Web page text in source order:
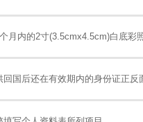
月内的2寸(3.5cmx4.5cm)白底彩
回国后还在有效期内的身份证正反